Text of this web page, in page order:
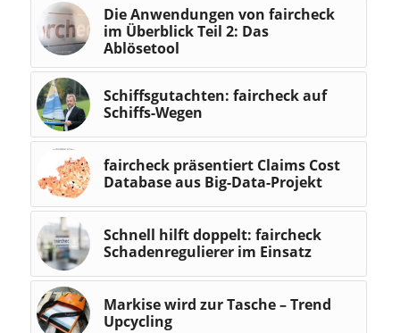
Die Anwendungen von faircheck
im Überblick Teil 2: Das
Ablösetool
Schiffsgutachten: faircheck auf
Schiffs-Wegen
faircheck präsentiert Claims Cost
Database aus Big-Data-Projekt
Schnell hilft doppelt: faircheck
Schadenregulierer im Einsatz
Markise wird zur Tasche – Trend
Upcycling